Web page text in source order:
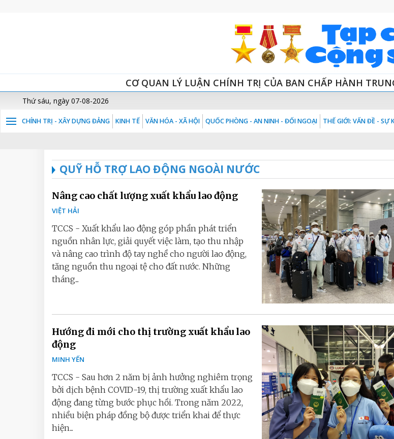
CƠ QUAN LÝ LUẬN CHÍNH TRỊ CỦA BAN CHẤP HÀNH
Thứ sáu, ngày 07-08-2026
CHÍNH TRỊ - XÂY DỰNG ĐẢNG KINH TẾ VĂN HÓA - XÃ HỘI QUỐC PHÒNG - AN NINH - ĐỐI NGOẠI THẾ GIỚI: VẤN ĐỀ - SỰ
QUỸ HỖ TRỢ LAO ĐỘNG NGOÀI NƯỚC
Nâng cao chất lượng xuất khẩu lao động
VIỆT HẢI
TCCS - Xuất khẩu lao động góp phần phát triển
nguồn nhân lực, giải quyết việc làm, tạo thu nhập
và nâng cao trình độ tay nghề cho người lao động,
tăng nguồn thu ngoại tệ cho đất nước. Những
tháng...
Hướng đi mới cho thị trường xuất khẩu lao
động
MINH YẾN
TCCS - Sau hơn 2 năm bị ảnh hưởng nghiêm trọng
bởi dịch bệnh COVID-19, thị trường xuất khẩu lao
động đang từng bước phục hồi. Trong năm 2022,
nhiều biện pháp đồng bộ được triển khai để thực
hiện...